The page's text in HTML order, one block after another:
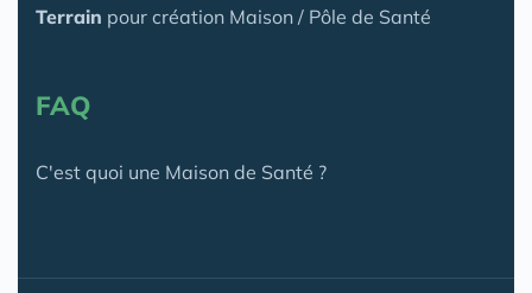
Terrain pour création Maison / Pôle de Santé
FAQ
C'est quoi une Maison de Santé ?